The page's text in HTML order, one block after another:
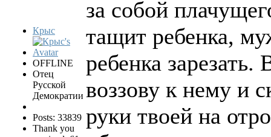
Крыс
OFFLINE
Отец
Русской
Демократии
Posts: 33839
Thank you
за собой
тащит ребенка,
ребенка
воззову к нему и
руки твоей на